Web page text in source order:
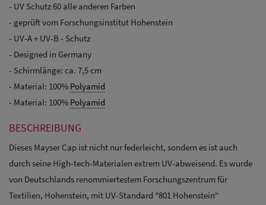
- UV Schutz 60 alle anderen Farben
- geprüft vom Forschungsinstitut Hohenstein
- UV-A + UV-B - Schutz
- Designed in Germany
- Schirmlänge: ca. 7,5 cm
- Material: 100% Polyamid
- Material: 100% Polyamid
BESCHREIBUNG
Dieses Mayser Cap ist nicht nur federleicht, sondern es ist auch
durch seine High-tech-Materialen extrem UV-abweisend. Es wurde
von Deutschlands renommiertestem Forschungszentrum für
Textilien, Hohenstein, mit UV-Standard "801 Hohenstein"